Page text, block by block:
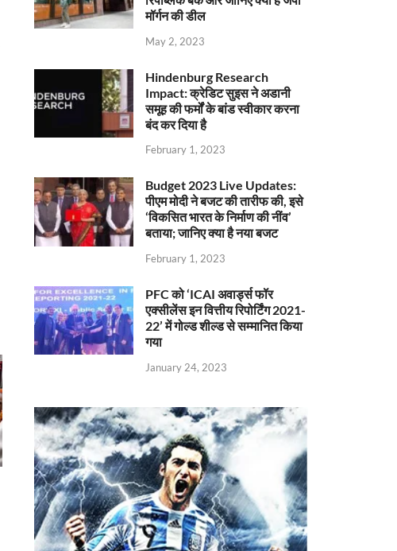
मॉर्गन की डील
May 2, 2023
Hindenburg Research
Impact: क्रेडिट सुइस ने अडानी
समूह की फर्मों के बांड स्वीकार करना
बंद कर दिया है
February 1, 2023
Budget 2023 Live Updates:
पीएम मोदी ने बजट की तारीफ की, इसे
‘विकसित भारत के निर्माण की नींव’
बताया; जानिए क्या है नया बजट
February 1, 2023
PFC को ‘ICAI अवार्ड्स फॉर
एक्सीलेंस इन वित्तीय रिपोर्टिंग 2021-
22’ में गोल्ड शील्ड से सम्मानित किया
गया
January 24, 2023